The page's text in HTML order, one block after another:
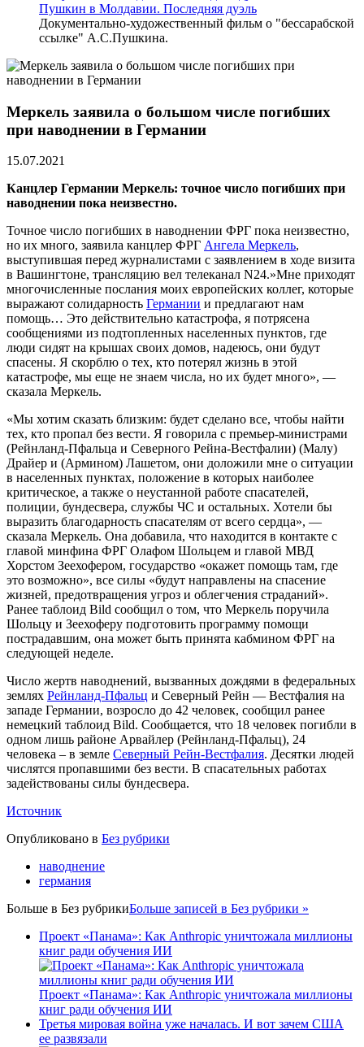
Пушкин в Молдавии. Последняя дуэль
Документально-художественный фильм о "бессарабской
ссылке" А.С.Пушкина.
Меркель заявила о большом числе погибших
при наводнении в Германии
15.07.2021
Канцлер Германии Меркель: точное число погибших при
наводнении пока неизвестно.
Точное число погибших в наводнении ФРГ пока неизвестно,
но их много, заявила канцлер ФРГ Ангела Меркель,
выступившая перед журналистами с заявлением в ходе визита
в Вашингтоне, трансляцию вел телеканал N24.»Мне приходят
многочисленные послания моих европейских коллег, которые
выражают солидарность Германии и предлагают нам
помощь… Это действительно катастрофа, я потрясена
сообщениями из подтопленных населенных пунктов, где
люди сидят на крышах своих домов, надеюсь, они будут
спасены. Я скорблю о тех, кто потерял жизнь в этой
катастрофе, мы еще не знаем числа, но их будет много», —
сказала Меркель.
«Мы хотим сказать близким: будет сделано все, чтобы найти
тех, кто пропал без вести. Я говорила с премьер-министрами
(Рейнланд-Пфальца и Северного Рейна-Вестфалии) (Малу)
Драйер и (Армином) Лашетом, они доложили мне о ситуации
в населенных пунктах, положение в которых наиболее
критическое, а также о неустанной работе спасателей,
полиции, бундесвера, службы ЧС и остальных. Хотели бы
выразить благодарность спасателям от всего сердца», —
сказала Меркель. Она добавила, что находится в контакте с
главой минфина ФРГ Олафом Шольцем и главой МВД
Хорстом Зеехофером, государство «окажет помощь там, где
это возможно», все силы «будут направлены на спасение
жизней, предотвращения угроз и облегчения страданий».
Ранее таблоид Bild сообщил о том, что Меркель поручила
Шольцу и Зеехоферу подготовить программу помощи
пострадавшим, она может быть принята кабмином ФРГ на
следующей неделе.
Число жертв наводнений, вызванных дождями в федеральных
землях Рейнланд-Пфальц и Северный Рейн — Вестфалия на
западе Германии, возросло до 42 человек, сообщил ранее
немецкий таблоид Bild. Сообщается, что 18 человек погибли в
одном лишь районе Арвайлер (Рейнланд-Пфальц), 24
человека – в земле Северный Рейн-Вестфалия. Десятки людей
числятся пропавшими без вести. В спасательных работах
задействованы силы бундесвера.
Источник
Опубликовано в Без рубрики
наводнение
германия
Больше в Без рубрикиБольше записей в Без рубрики »
Проект «Панама»: Как Anthropic уничтожала миллионы
книг ради обучения ИИ
Проект «Панама»: Как Anthropic уничтожала миллионы
книг ради обучения ИИ
Третья мировая война уже началась. И вот зачем США
ее развязали